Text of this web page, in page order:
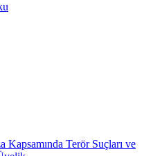
Kapsamında Terör Suçları ve